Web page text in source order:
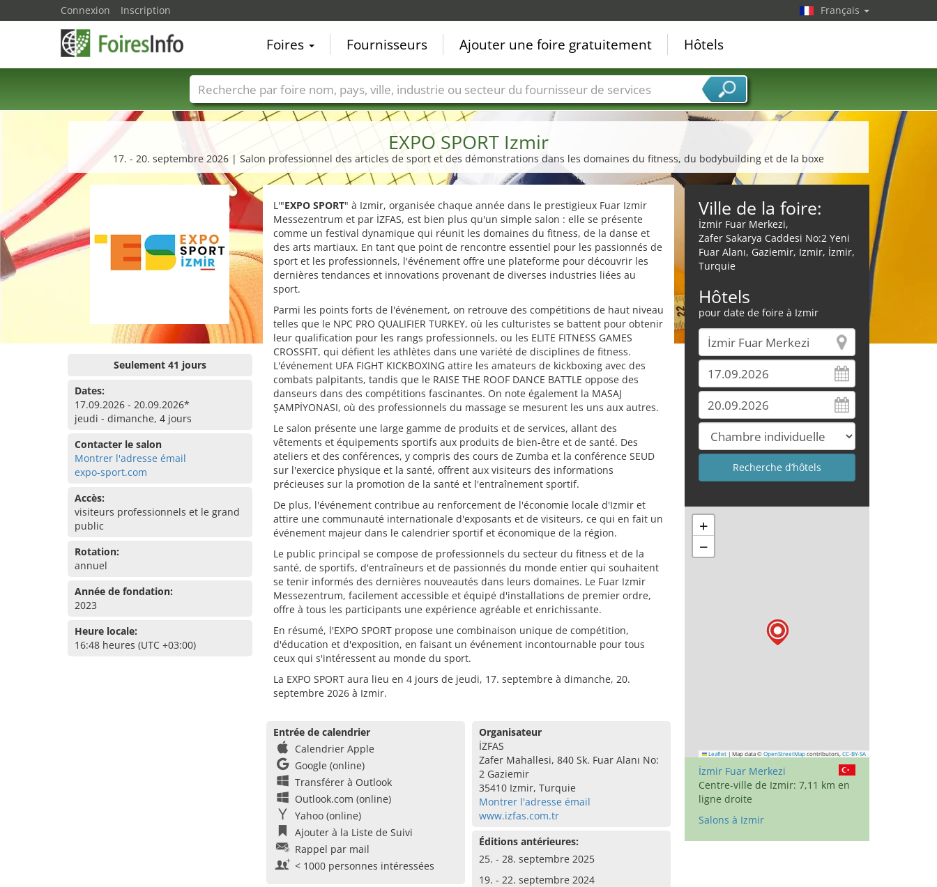
EXPO SPORT Izmir
17. - 20. septembre 2026 | Salon professionnel des articles de sport et des démonstrations dans les domaines du fitness, du bodybuilding et de la boxe
Seulement 41 jours
Dates:
17.09.2026 - 20.09.2026*
jeudi - dimanche, 4 jours
Contacter le salon
Montrer l'adresse émail
expo-sport.com
Accès:
visiteurs professionnels et le grand
public
Rotation:
annuel
Année de fondation:
2023
Heure locale:
16:48 heures (UTC +03:00)
L'"EXPO SPORT" à Izmir, organisée chaque année dans le prestigieux Fuar Izmir
Messezentrum et par İZFAS, est bien plus qu'un simple salon : elle se présente
comme un festival dynamique qui réunit les domaines du fitness, de la danse et
des arts martiaux. En tant que point de rencontre essentiel pour les passionnés de
sport et les professionnels, l'événement offre une plateforme pour découvrir les
dernières tendances et innovations provenant de diverses industries liées au
sport.
Parmi les points forts de l'événement, on retrouve des compétitions de haut niveau
telles que le NPC PRO QUALIFIER TURKEY, où les culturistes se battent pour obtenir
leur qualification pour les rangs professionnels, ou les ELITE FITNESS GAMES
CROSSFIT, qui défient les athlètes dans une variété de disciplines de fitness.
L'événement UFA FIGHT KICKBOXING attire les amateurs de kickboxing avec des
combats palpitants, tandis que le RAISE THE ROOF DANCE BATTLE oppose des
danseurs dans des compétitions fascinantes. On note également la MASAJ
ŞAMPİYONASI, où des professionnels du massage se mesurent les uns aux autres.
Le salon présente une large gamme de produits et de services, allant des
vêtements et équipements sportifs aux produits de bien-être et de santé. Des
ateliers et des conférences, y compris des cours de Zumba et la conférence SEUD
sur l'exercice physique et la santé, offrent aux visiteurs des informations
précieuses sur la promotion de la santé et l'entraînement sportif.
De plus, l'événement contribue au renforcement de l'économie locale d'Izmir et
attire une communauté internationale d'exposants et de visiteurs, ce qui en fait un
événement majeur dans le calendrier sportif et économique de la région.
Le public principal se compose de professionnels du secteur du fitness et de la
santé, de sportifs, d'entraîneurs et de passionnés du monde entier qui souhaitent
se tenir informés des dernières nouveautés dans leurs domaines. Le Fuar Izmir
Messezentrum, facilement accessible et équipé d'installations de premier ordre,
offre à tous les participants une expérience agréable et enrichissante.
En résumé, l'EXPO SPORT propose une combinaison unique de compétition,
d'éducation et d'exposition, en faisant un événement incontournable pour tous
ceux qui s'intéressent au monde du sport.
La EXPO SPORT aura lieu en 4 jours de jeudi, 17. septembre à dimanche, 20.
septembre 2026 à Izmir.
Entrée de calendrier
Calendrier Apple
Google (online)
Transférer à Outlook
Outlook.com (online)
Yahoo (online)
Ajouter à la Liste de Suivi
Rappel par mail
< 1000 personnes intéressées
Organisateur
İZFAS
Zafer Mahallesi, 840 Sk. Fuar Alanı No:
2 Gaziemir
35410 Izmir, Turquie
Montrer l'adresse émail
www.izfas.com.tr
Éditions antérieures:
25. - 28. septembre 2025
19. - 22. septembre 2024
Ville de la foire:
İzmir Fuar Merkezi,
Zafer Sakarya Caddesi No:2 Yeni
Fuar Alanı, Gaziemir, Izmir, İzmir,
Turquie
Hôtels
pour date de foire à Izmir
+
−
Leaflet | Map data © OpenStreetMap contributors, CC-BY-SA
İzmir Fuar Merkezi
Centre-ville de Izmir: 7,11 km en
ligne droite
Salons à Izmir
Connexion Inscription Français
Foires Fournisseurs Ajouter une foire gratuitement Hôtels
Foire noms Pays Villes Secteurs de foire Secteurs du fournisseur de services